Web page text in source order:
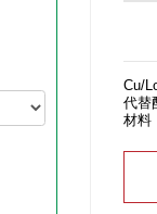
Cu/
代替
材料